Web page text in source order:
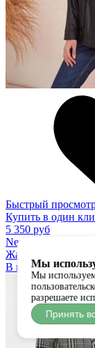
Быстрый
Купить в один
5 350 руб
New Collection
Жакет
В наличии:
Мы
Мы
разрешаете
Принять